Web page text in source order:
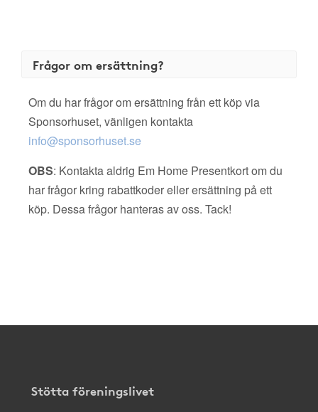
Frågor om ersättning?
Om du har frågor om ersättning från ett köp via
Sponsorhuset, vänligen kontakta
info@sponsorhuset.se
OBS: Kontakta aldrig Em Home Presentkort om du
har frågor kring rabattkoder eller ersättning på ett
köp. Dessa frågor hanteras av oss. Tack!
Stötta föreningslivet